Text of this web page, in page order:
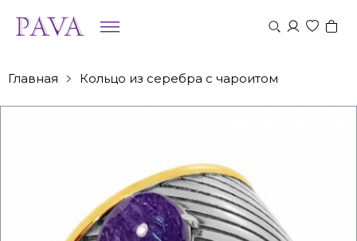
Главная Кольцо из серебра с чароитом